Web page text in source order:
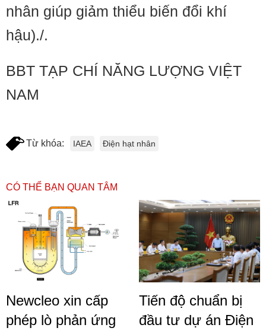
nhân giúp giảm thiểu biến đổi khí
hậu)./.
BBT TẠP CHÍ NĂNG LƯỢNG VIỆT
NAM
Từ khóa: IAEA Điện hạt nhân
CÓ THỂ BẠN QUAN TÂM
Newcleo xin cấp
phép lò phản ứng
Tiến độ chuẩn bị
đầu tư dự án Điện